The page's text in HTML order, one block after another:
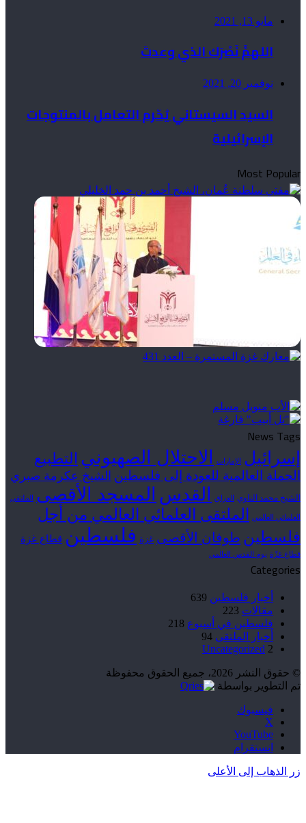
مايو 13, 2021
اللهمَّ نَصْرَك الذي وعدتَ
نوفمبر 20, 2021
السيد السيستاني يُحّرم التعامل بالمنتوجات
الإسرائيلية
Most Popular
News Tags
إسرائيل الإمارات الاحتلال الصهيوني التطبيع
الحملة العالمية للعودة إلى فلسطين الشيخ عكرمة صبري
الشيخ محمد الناوي العراق القدس المسجد الأقصى الملتقى
العلمائي العالمي
الملتقى العلمائي العالمي من أجل
فلسطين طوفان الأقصى غزة فلسطين قطاع غزة
قطاع غزّة يوم القدس العالمي
Categories
أخبار فلسطين 639
مقالات 223
فلسطين في أسبوع 218
أخبار الملتقى 94
Uncategorized 2
© حقوق النشر 2026، جميع الحقوق محفوظة
تم التطوير بواسطة
فيسبوك
‫X
‫YouTube
انستقرام
زر الذهاب إلى الأعلى